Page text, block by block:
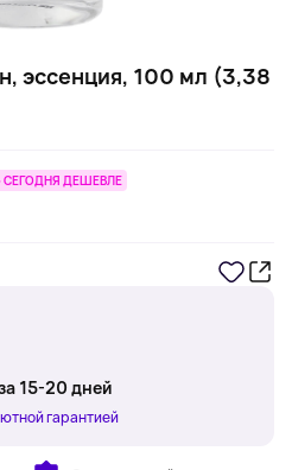
эссенция, 100 мл (3,38
СЕГОДНЯ ДЕШЕВЛЕ
15-20 дней
гарантией